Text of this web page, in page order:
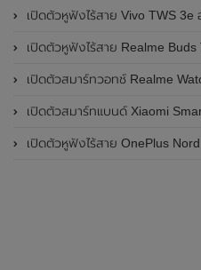
เปิดตัวหูฟังไร้สาย Vivo TWS 3e อย่างเป็นทางการแล้วในประเทศอินเดีย มาพร้อมระบบตัดเสียง
เปิดตัวหูฟังไร้สาย Realme Buds T310 อย่างเป็นทางการในประเทศอินเดีย มาพร้อมระบบตัดเสียง
เปิดตัวสมาร์ทวอทช์ Realme Watch S2 อย่างเป็นทางการในประเทศอินเดีย มาพร้อมตัวเรือนสแตนเลสสตีล , หน้าจอแสดงผล
เปิดตัวสมาร์ทแบนด์ Xiaomi Smart Band 9 อย่างเป็นทางการแล้ว มาพร้อมหน้าจอ
เปิดตัวหูฟังไร้สาย OnePlus Nord Buds 3 Pro อย่างเป็นทางการแล้ว มาพร้อมระบบตัดเสียงร